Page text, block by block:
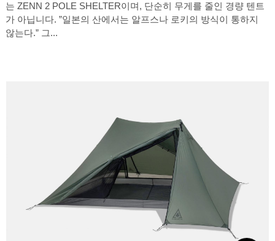
는 ZENN 2 POLE SHELTER이며, 단순히 무게를 줄인 경량 텐트
가 아닙니다. ”일본의 산에서는 알프스나 로키의 방식이 통하지
않는다.” 그...